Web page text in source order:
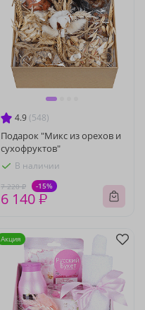
4.9 (548)
Подарок "Микс из орехов и
сухофруктов"
В наличии
7 220 ₽ -15%
6 140 ₽
Акция